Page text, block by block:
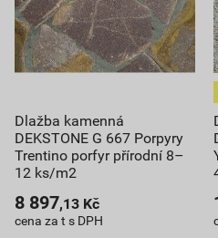
Dlažba kamenná
DEKSTONE G 667 Porpyry
Trentino porfyr přírodní 8–
12 ks/m2
8 897,13 Kč
cena za t s DPH